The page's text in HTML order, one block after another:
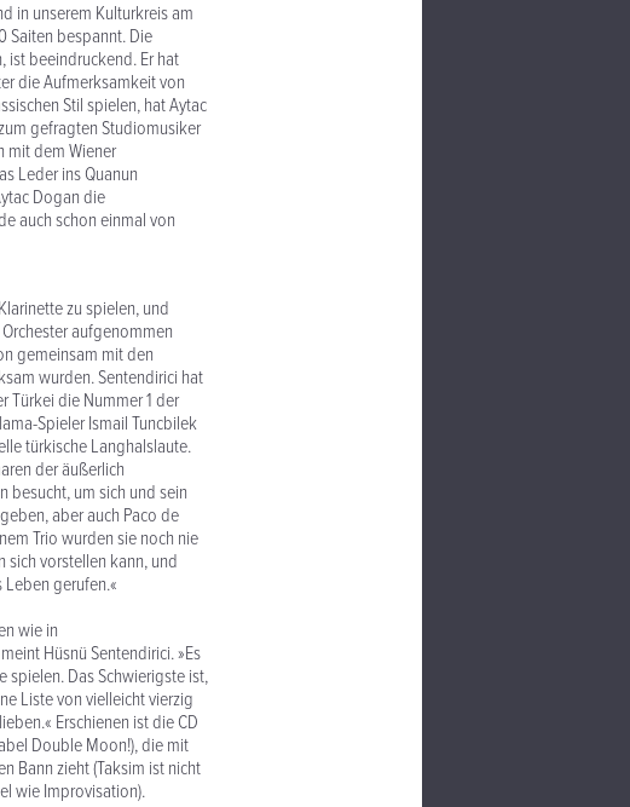
in unserem Kulturkreis am
Saiten bespannt. Die
ist beeindruckend. Er hat
die Aufmerksamkeit von
Stil spielen, hat Aytac
gefragten Studiomusiker
mit dem Wiener
Leder ins Quanun
Dogan die
auch schon einmal von
zu spielen, und
aufgenommen
gemeinsam mit den
wurden. Sentendirici hat
Türkei die Nummer 1 der
Spieler Ismail Tuncbilek
türkische Langhalslaute.
der äußerlich
besucht, um sich und sein
aber auch Paco de
Trio wurden sie noch nie
sich vorstellen kann, und
gerufen.«
wie in
Hüsnü Sentendirici. »Es
spielen. Das Schwierigste ist,
Liste von vielleicht vierzig
Erschienen ist die CD
Double Moon!), die mit
Bann zieht (Taksim ist nicht
wie Improvisation).